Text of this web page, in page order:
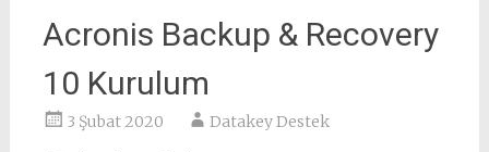
Acronis Backup & Recovery
10 Kurulum
3 Şubat 2020 Datakey Destek